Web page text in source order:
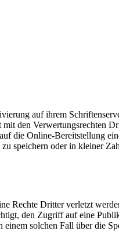
auf ihrem
den Verwertungsrechten
die Online-Bereitstellung
speichern oder in kleiner
Rechte Dritter verletzt
den Zugriff auf eine
solchen Fall über die